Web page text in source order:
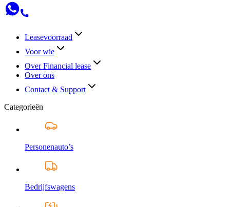
Leasevoorraad
Voor wie
Over Financial lease
Over ons
Contact & Support
Categorieën
Personenauto’s
Bedrijfswagens